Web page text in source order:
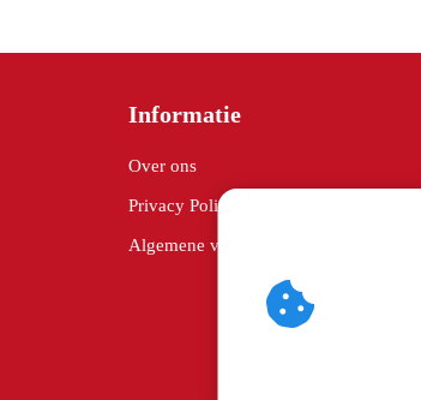
Informatie
Over ons
Privacy Policy
Algemene voorwaarden